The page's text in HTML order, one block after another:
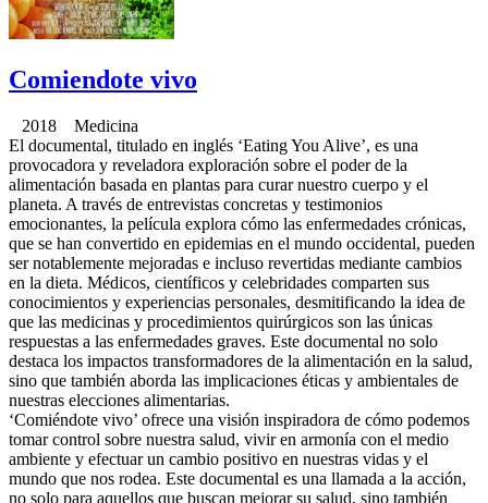
Comiendote vivo
2018 Medicina
El documental, titulado en inglés ‘Eating You Alive’, es una
provocadora y reveladora exploración sobre el poder de la
alimentación basada en plantas para curar nuestro cuerpo y el
planeta. A través de entrevistas concretas y testimonios
emocionantes, la película explora cómo las enfermedades crónicas,
que se han convertido en epidemias en el mundo occidental, pueden
ser notablemente mejoradas e incluso revertidas mediante cambios
en la dieta. Médicos, científicos y celebridades comparten sus
conocimientos y experiencias personales, desmitificando la idea de
que las medicinas y procedimientos quirúrgicos son las únicas
respuestas a las enfermedades graves. Este documental no solo
destaca los impactos transformadores de la alimentación en la salud,
sino que también aborda las implicaciones éticas y ambientales de
nuestras elecciones alimentarias.
‘Comiéndote vivo’ ofrece una visión inspiradora de cómo podemos
tomar control sobre nuestra salud, vivir en armonía con el medio
ambiente y efectuar un cambio positivo en nuestras vidas y el
mundo que nos rodea. Este documental es una llamada a la acción,
no solo para aquellos que buscan mejorar su salud, sino también